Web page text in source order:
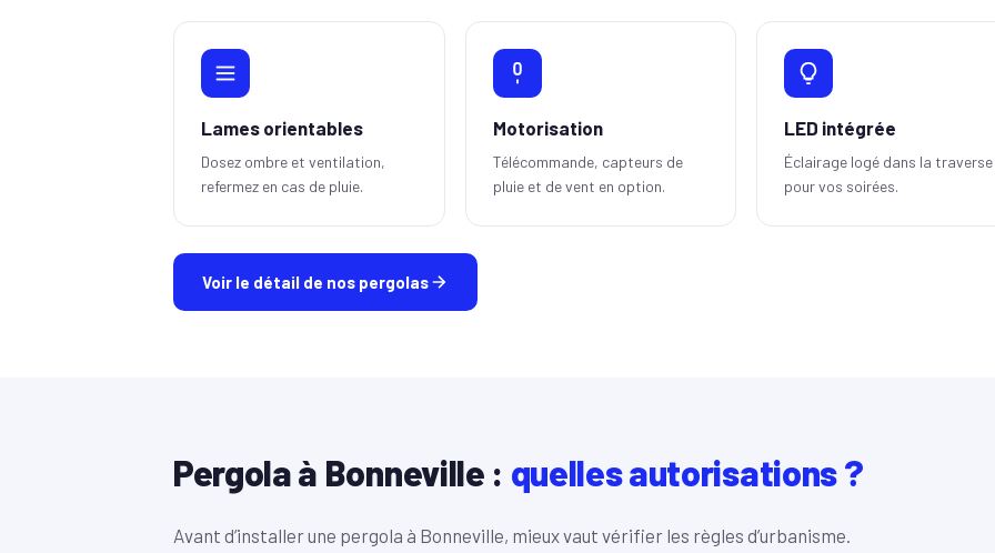
Lames orientables
Dosez ombre et ventilation,
refermez en cas de pluie.
Motorisation
Télécommande, capteurs de
pluie et de vent en option.
LED intégrée
Éclairage logé dans la traverse
pour vos soirées.
Voir le détail de nos pergolas
Pergola à Bonneville : quelles autorisations ?
Avant d’installer une pergola à Bonneville, mieux vaut vérifier les règles d’urbanisme.